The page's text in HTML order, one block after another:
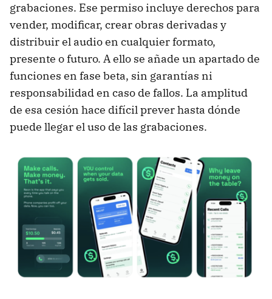
grabaciones. Ese permiso incluye derechos para
vender, modificar, crear obras derivadas y
distribuir el audio en cualquier formato,
presente o futuro. A ello se añade un apartado de
funciones en fase beta, sin garantías ni
responsabilidad en caso de fallos. La amplitud
de esa cesión hace difícil prever hasta dónde
puede llegar el uso de las grabaciones.